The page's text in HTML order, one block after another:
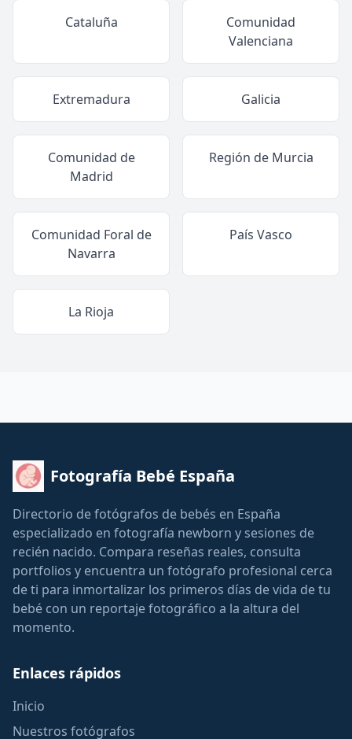
Cataluña
Comunidad
Valenciana
Extremadura Galicia
Comunidad de
Madrid
Región de Murcia
Comunidad Foral de
Navarra
País Vasco
La Rioja
Fotografía Bebé España
Directorio de fotógrafos de bebés en España
especializado en fotografía newborn y sesiones de
recién nacido. Compara reseñas reales, consulta
portfolios y encuentra un fotógrafo profesional cerca
de ti para inmortalizar los primeros días de vida de tu
bebé con un reportaje fotográfico a la altura del
momento.
Enlaces rápidos
Inicio
Nuestros fotógrafos